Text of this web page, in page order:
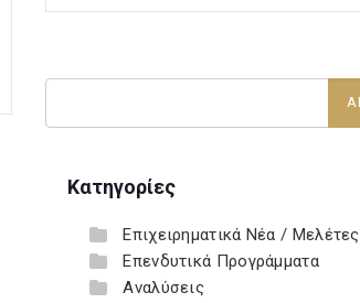
Κατηγορίες
Επιχειρηματικά Νέα / Μελέτες
Επενδυτικά Προγράμματα
Αναλύσεις